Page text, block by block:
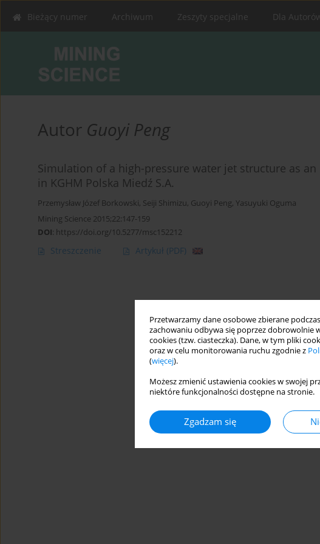
Przetwarzamy dane osobowe zbierane
zachowaniu odbywa się poprzez dobrowolnie
cookies (tzw. ciasteczka). Dane, w tym pliki
oraz w celu monitorowania ruchu zgodnie z
(więcej).
Możesz zmienić ustawienia cookies w swojej
niektóre funkcjonalności dostępne na stronie.
Zgadzam się
Bieżący numer Archiwum Zeszyty specjalne Dla
Autor Guoyi Peng
Simulation of a high-pressure water jet structure as
in KGHM Polska Miedź S.A.
Przemysław Józef Borkowski, Seiji Shimizu, Guoyi Peng, Yasuyuki Oguma
Mining Science 2015;22:147-159
DOI: https://doi.org/10.5277/msc152212
Streszczenie Artykuł (PDF)